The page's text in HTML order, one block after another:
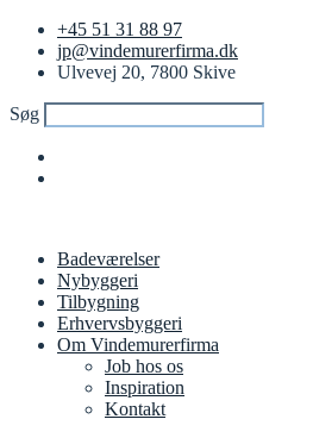
+45 51 31 88 97
jp@vindemurerfirma.dk
Ulvevej 20, 7800 Skive
Søg
Badeværelser
Nybyggeri
Tilbygning
Erhvervsbyggeri
Om Vindemurerfirma
Job hos os
Inspiration
Kontakt